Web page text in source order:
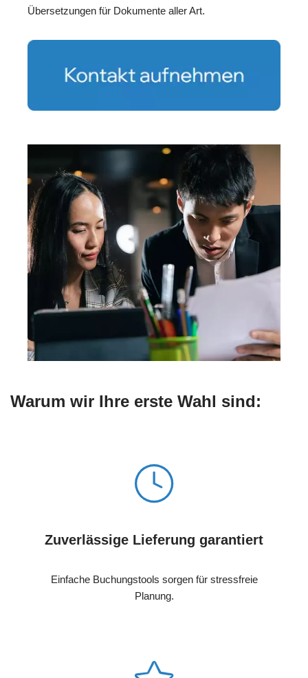
Übersetzungen für Dokumente aller Art.
Warum wir Ihre erste Wahl sind:
Zuverlässige Lieferung garantiert
Einfache Buchungstools sorgen für stressfreie
Planung.